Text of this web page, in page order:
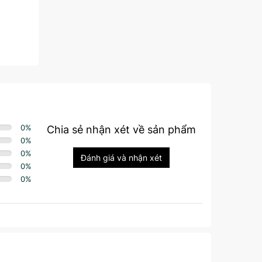
0%
0%
0%
0%
0%
Chia sẻ nhận xét về sản phẩm
Đánh giá và nhận xét